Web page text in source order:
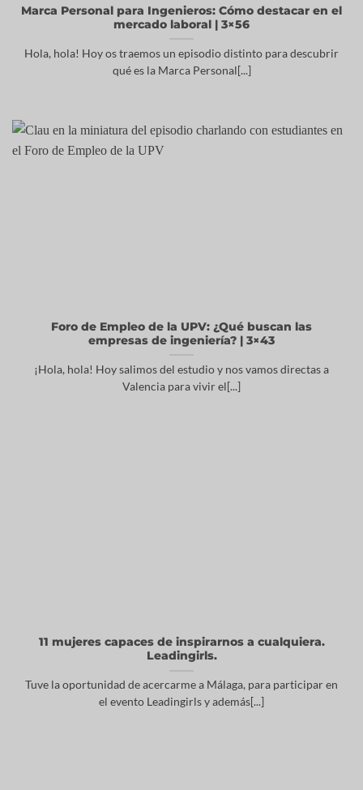
Marca Personal para Ingenieros: Cómo destacar en el
mercado laboral | 3×56
Hola, hola! Hoy os traemos un episodio distinto para descubrir
qué es la Marca Personal[...]
Foro de Empleo de la UPV: ¿Qué buscan las
empresas de ingeniería? | 3×43
¡Hola, hola! Hoy salimos del estudio y nos vamos directas a
Valencia para vivir el[...]
11 mujeres capaces de inspirarnos a cualquiera.
Leadingirls.
Tuve la oportunidad de acercarme a Málaga, para participar en
el evento Leadingirls y además[...]